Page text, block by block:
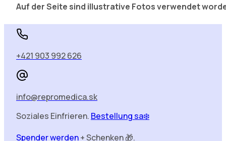
Auf der Seite sind illustrative Fotos verwendet
+421 903 992 626
info@repromedica.sk
Soziales Einfrieren. Bestellung sa❄️
Spender werden+ Schenken 🎁.